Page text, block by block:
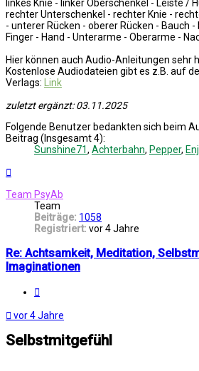
linkes Knie - linker Oberschenkel - Leiste /
rechter Unterschenkel - rechter Knie -
- unterer Rücken - oberer Rücken - Bauch
Finger - Hand - Unterarme - Oberarme -
Hier können auch Audio-Anleitungen sehr
Kostenlose Audiodateien gibt es z.B. auf
Verlags: Link
zuletzt ergänzt: 03.11.2025
Folgende Benutzer bedankten sich beim
Beitrag (Insgesamt 4):
Sunshine71, Achterbahn, Pepper,
Team PsyAb
Team
Beiträge: 1058
Registriert: vor 4 Jahre
Re: Achtsamkeit, Meditation,
Imaginationen
vor 4 Jahre
Selbstmitgefühl